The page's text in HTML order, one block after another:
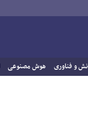
و فناوری هوش مصنوعی